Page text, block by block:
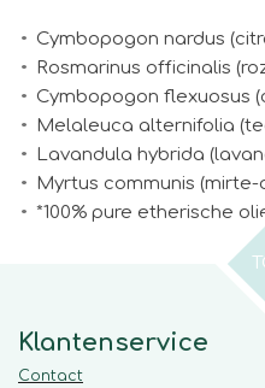
Cymbopogon nardus
Rosmarinus officinalis
Cymbopogon flexuosus
Melaleuca alternifolia
Lavandula hybrida
Myrtus communis (mirte-
*100% pure etherische
Klantenservice
Contact